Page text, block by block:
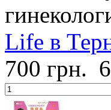
Life в
700 грн.